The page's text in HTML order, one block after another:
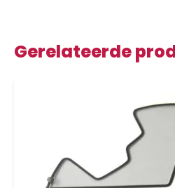
Gerelateerde